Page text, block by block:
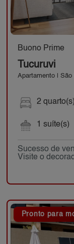
Buono Prime
Tucuruvi
Apartamento | São
2 quarto(s)
1 suíte(s)
Sucesso de
Visite o
Pronto para